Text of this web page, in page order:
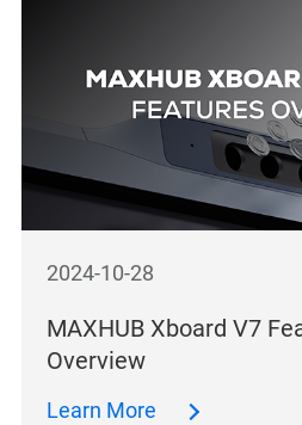
2024-10-28
MAXHUB Xboard V7
Overview
Learn More